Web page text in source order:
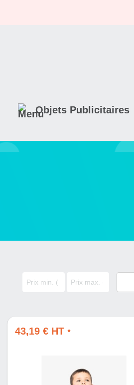
Objets Publicitaires
43,19 € HT *